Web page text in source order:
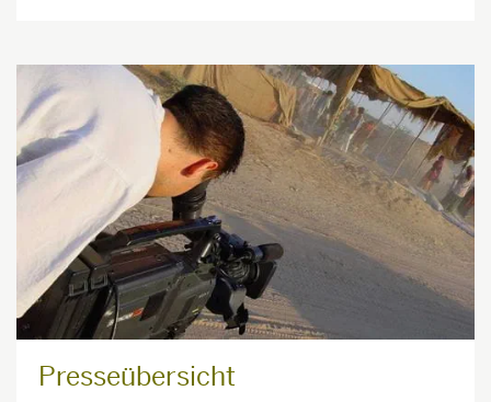
Presseübersicht